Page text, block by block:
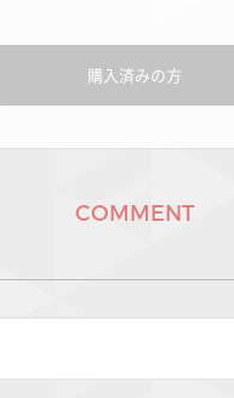
購入済みの方
COMMENT